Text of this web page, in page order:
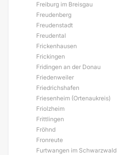
Freiburg im Breisgau
Freudenberg
Freudenstadt
Freudental
Frickenhausen
Frickingen
Fridingen an der Donau
Friedenweiler
Friedrichshafen
Friesenheim (Ortenaukreis)
Friolzheim
Frittlingen
Fröhnd
Fronreute
Furtwangen im Schwarzwald